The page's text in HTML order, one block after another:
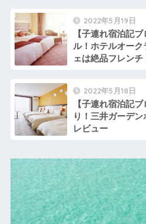
2022年5月19日
【子連れ宿泊記
ル！ホテルオー
ェは絶品フレンチ
2022年5月18日
【子連れ宿泊記
り！三井ガーデ
レビュー